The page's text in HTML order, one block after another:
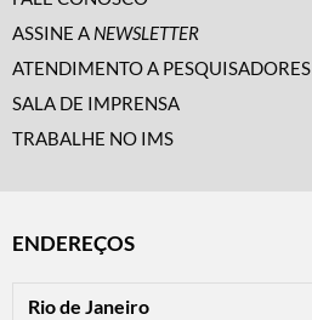
ASSINE A NEWSLETTER
ATENDIMENTO A PESQUISADORES
SALA DE IMPRENSA
TRABALHE NO IMS
ENDEREÇOS
Rio de Janeiro